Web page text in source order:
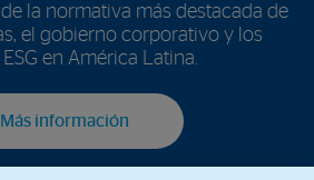
la normativa más destacada de
el gobierno corporativo y los
en América Latina.
Más información